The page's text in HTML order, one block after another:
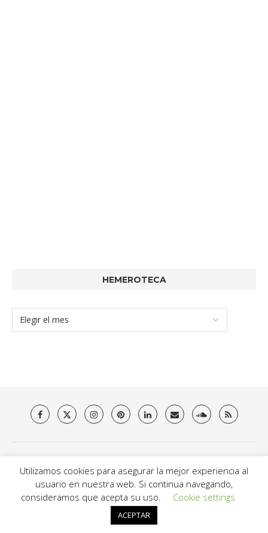
HEMEROTECA
Contacto
@2021 - Brit Es Magazine. All Right Reserved.
VOLVER ARRIVA
Utilizamos cookies para asegurar la mejor experiencia al
usuario en nuestra web. Si continua navegando,
consideramos que acepta su uso.
Cookie settings
ACEPTAR